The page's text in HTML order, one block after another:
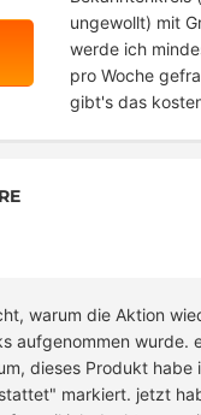
ungewollt) mit
werde ich
pro Woche
gibt's das
warum die Aktion
aufgenommen wurde.
dieses Produkt habe
markiert. jetzt